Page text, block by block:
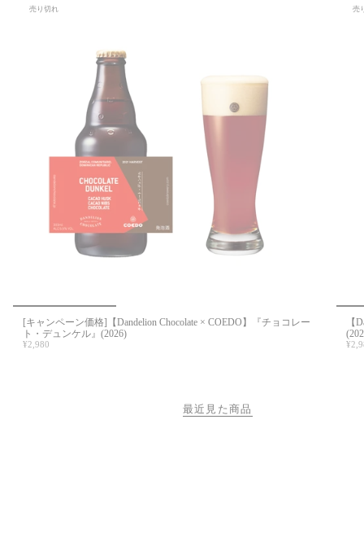
売り切れ
[キャンペーン価格]【Dandelion Chocolate × COEDO】『チョコレー
ト・デュンケル』(2026)
¥2,980
売
【
最近見た商品